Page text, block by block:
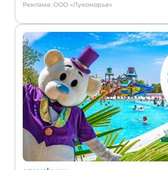
Реклама: ООО «Лукоморье»